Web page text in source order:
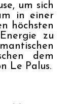
um sich
in einer
höchsten
zu
dem
Le Palus.